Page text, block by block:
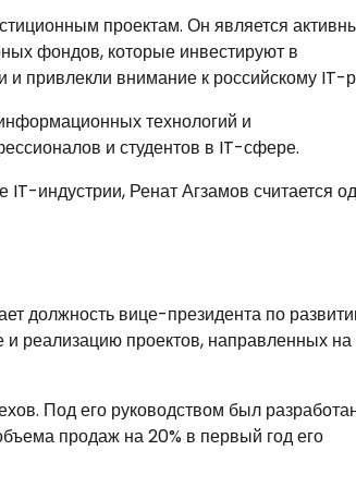
проектам. Он является
фондов, которые инвестируют в
привлекли внимание к российскому IT-
технологий и
и студентов в IT-сфере.
индустрии, Ренат Агзамов считается
должность вице-президента по
и реализацию проектов, направленных на
Под его руководством был
продаж на 20% в первый год его